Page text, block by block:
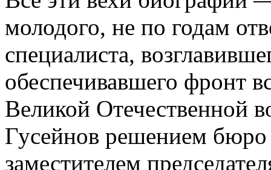
молодого, не по годам
специалиста,
обеспечивавшего фронт
Великой Отечественной
Гусейнов решением
заместителем